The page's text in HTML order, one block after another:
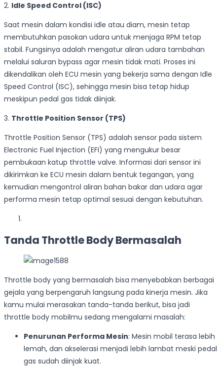
2. Idle Speed Control (ISC)
Saat mesin dalam kondisi idle atau diam, mesin tetap
membutuhkan pasokan udara untuk menjaga RPM tetap
stabil. Fungsinya adalah mengatur aliran udara tambahan
melalui saluran bypass agar mesin tidak mati. Proses ini
dikendalikan oleh ECU mesin yang bekerja sama dengan Idle
Speed Control (ISC), sehingga mesin bisa tetap hidup
meskipun pedal gas tidak diinjak.
3. Throttle Position Sensor (TPS)
Throttle Position Sensor (TPS) adalah sensor pada sistem
Electronic Fuel Injection (EFI) yang mengukur besar
pembukaan katup throttle valve. Informasi dari sensor ini
dikirimkan ke ECU mesin dalam bentuk tegangan, yang
kemudian mengontrol aliran bahan bakar dan udara agar
performa mesin tetap optimal sesuai dengan kebutuhan.
Tanda Throttle Body Bermasalah
Throttle body yang bermasalah bisa menyebabkan berbagai
gejala yang berpengaruh langsung pada kinerja mesin. Jika
kamu mulai merasakan tanda-tanda berikut, bisa jadi
throttle body mobilmu sedang mengalami masalah:
Penurunan Performa Mesin: Mesin mobil terasa lebih
lemah, dan akselerasi menjadi lebih lambat meski pedal
gas sudah diinjak kuat.